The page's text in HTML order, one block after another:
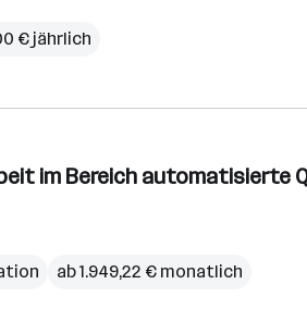
€ jährlich
im Bereich
ab 1.949,22 € monatlich